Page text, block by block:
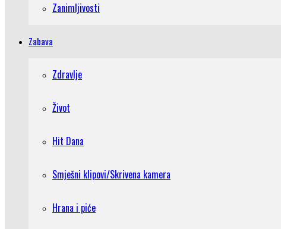
Zanimljivosti
Zabava
Zdravlje
Život
Hit Dana
Smješni klipovi/Skrivena kamera
Hrana i piće